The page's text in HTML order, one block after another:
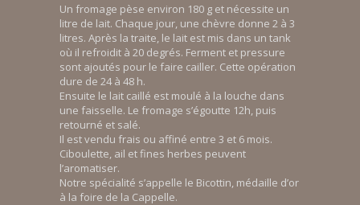
Un fromage pèse environ 180 g et nécessite un
litre de lait. Chaque jour, une chèvre donne 2 à 3
litres. Après la traite, le lait est mis dans un tank
où il refroidit à 20 degrés. Ferment et pressure
sont ajoutés pour le faire cailler. Cette opération
dure de 24 à 48 h.
Ensuite le lait caillé est moulé à la louche dans
une faisselle. Le fromage s’égoutte 12h, puis
retourné et salé.
Il est vendu frais ou affiné entre 3 et 6 mois.
Ciboulette, ail et fines herbes peuvent
l’aromatiser.
Notre spécialité s’appelle le Bicottin, médaille d’or
à la foire de la Cappelle.